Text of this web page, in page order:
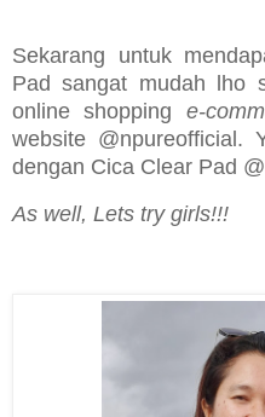
Sekarang untuk
Pad sangat mudah lho
online shopping e-
website @npureofficial.
dengan Cica Clear Pad
As well, Lets try girls!!!